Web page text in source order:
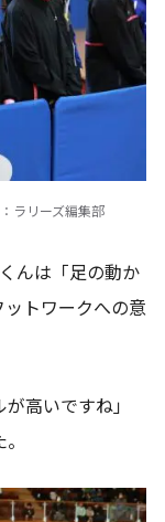
ラリーズ編集部
んは「足の動か
トワークへの意
高いですね」